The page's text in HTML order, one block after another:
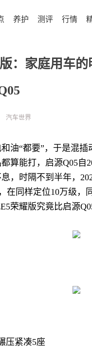
养护 测评 行情
：家庭用车
汽车世界
油“都要”，于是混
算能打，启源Q05自
，时隔不到半年，
在同样定位10万级
荣耀版究竟比启源
压紧凑5座